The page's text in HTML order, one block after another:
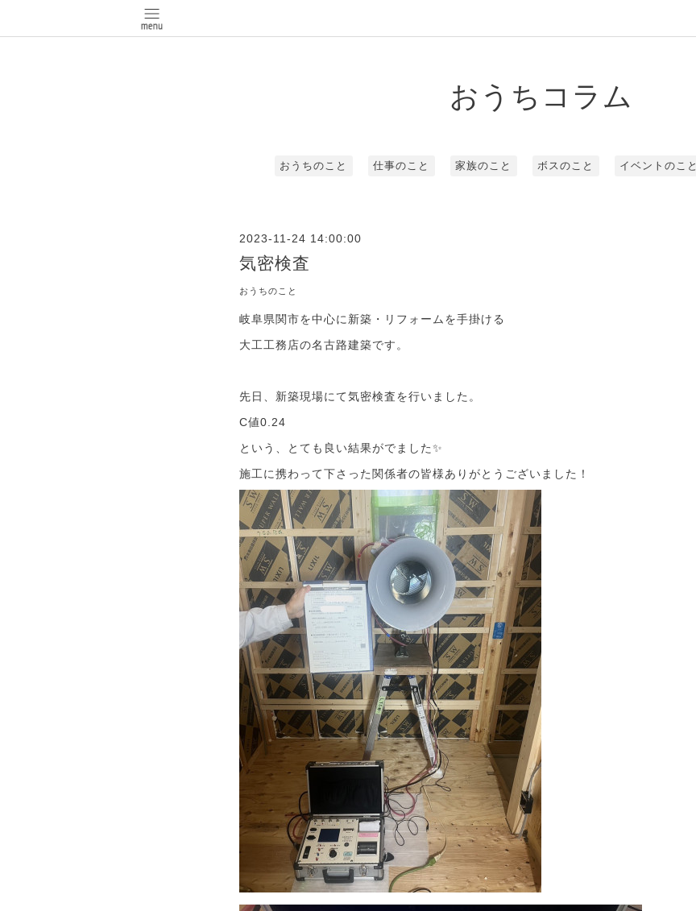
おうちコラム
おうちのこと 仕事のこと 家族のこと ボスのこと イベントのこと
2023-11-24 14:00:00
気密検査
おうちのこと
岐阜県関市を中心に新築・リフォームを手掛ける
大工工務店の名古路建築です。
先日、新築現場にて気密検査を行いました。
C値0.24
という、とても良い結果がでました✨
施工に携わって下さった関係者の皆様ありがとうございました！